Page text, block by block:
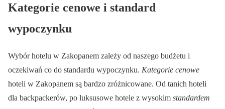
Kategorie cenowe i standard
wypoczynku
Wybór hotelu w Zakopanem zależy od naszego budżetu i
oczekiwań co do standardu wypoczynku. Kategorie cenowe
hoteli w Zakopanem są bardzo zróżnicowane. Od tanich hoteli
dla backpackerów, po luksusowe hotele z wysokim standardem